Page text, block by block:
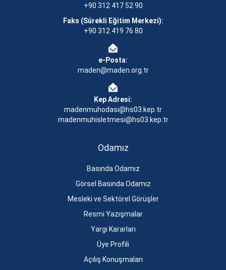
+90 312 417 52 90
Faks (Sürekli Eğitim Merkezi):
+90 312 419 76 80
e-Posta:
maden@maden.org.tr
Kep Adresi:
madenmuhodasi@hs03.kep.tr
madenmuhisletmesi@hs03.kep.tr
Odamız
Basında Odamız
Görsel Basında Odamız
Mesleki ve Sektörel Görüşler
Resmi Yazışmalar
Yargı Kararları
Üye Profili
Açılış Konuşmaları